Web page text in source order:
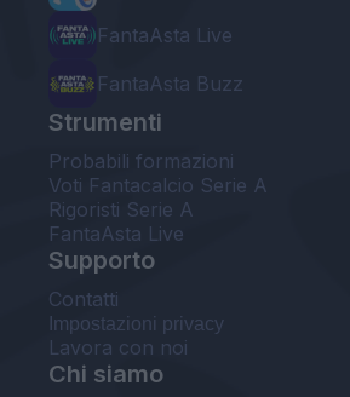
FantaAsta Live
FantaAsta Buzz
Strumenti
Probabili formazioni
Voti Fantacalcio Serie A
Rigoristi Serie A
FantaAsta Live
Supporto
Contatti
Impostazioni privacy
Lavora con noi
Chi siamo